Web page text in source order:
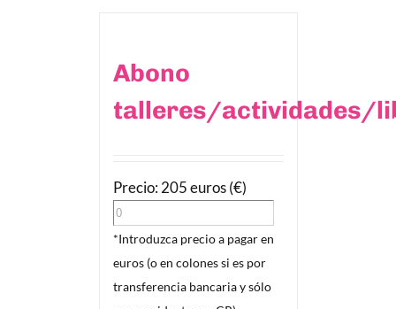
Abono
talleres/actividades/
Precio: 205 euros (€)
*Introduzca precio a pagar en
euros (o en colones si es por
transferencia bancaria y sólo